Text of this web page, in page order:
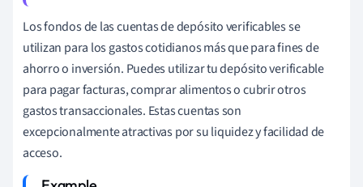
Los fondos de las cuentas de depósito verificables se
utilizan para los gastos cotidianos más que para fines de
ahorro o inversión. Puedes utilizar tu depósito verificable
para pagar facturas, comprar alimentos o cubrir otros
gastos transaccionales. Estas cuentas son
excepcionalmente atractivas por su liquidez y facilidad de
acceso.